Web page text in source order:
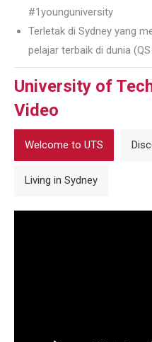
#1younguniversity
Terletak di Sydney yang
pelajar terbaik di dunia
University of
Video
Welcome to UTS
Living in Sydney